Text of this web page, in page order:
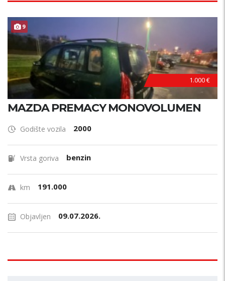
9
1.000 €
MAZDA PREMACY MONOVOLUMEN
Godište vozila 2000
Vrsta goriva benzin
km 191.000
Objavljen 09.07.2026.